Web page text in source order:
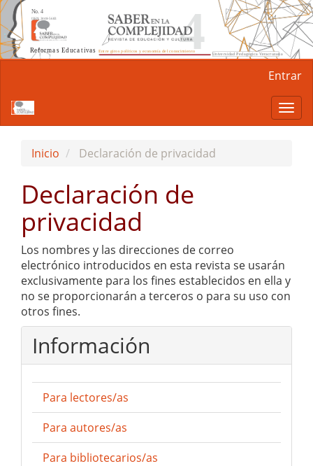
Contenido
principal
Barra
Entrar
Inicio
Declaración de privacidad
Declaración de
privacidad
Los nombres y las direcciones de correo
electrónico introducidos en esta revista se usarán
exclusivamente para los fines establecidos en ella y
no se proporcionarán a terceros o para su uso con
otros fines.
Información
Para lectores/as
Para autores/as
Para bibliotecarios/as